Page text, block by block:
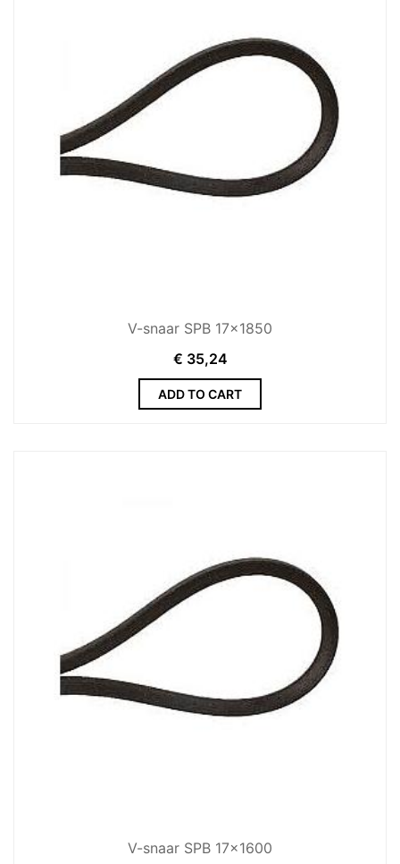
V-snaar SPB 17x1850
€ 35,24
ADD TO CART
V-snaar SPB 17x1600